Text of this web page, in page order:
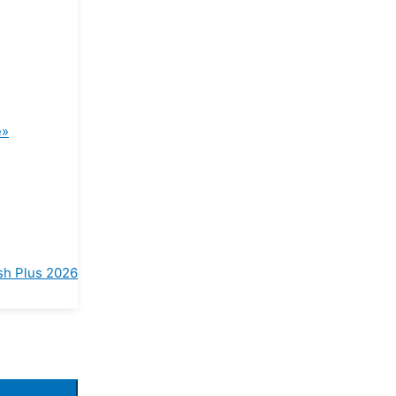
Plus 2026